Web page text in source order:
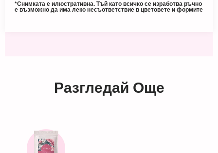
*Снимката е илюстративна. Тъй като всичко се изработва ръчно
е възможно да има леко несъответствие в цветовете и формите
Разгледай Още